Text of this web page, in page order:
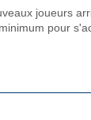
joueurs
pour